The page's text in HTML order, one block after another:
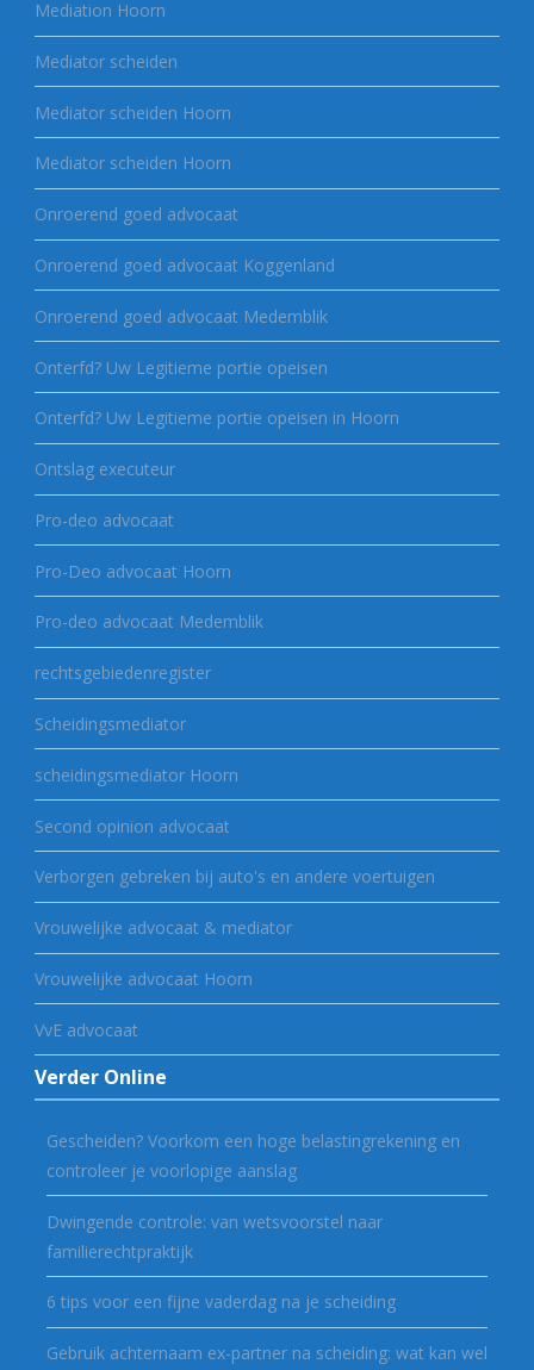
Mediation Hoorn
Mediator scheiden
Mediator scheiden Hoorn
Mediator scheiden Hoorn
Onroerend goed advocaat
Onroerend goed advocaat Koggenland
Onroerend goed advocaat Medemblik
Onterfd? Uw Legitieme portie opeisen
Onterfd? Uw Legitieme portie opeisen in Hoorn
Ontslag executeur
Pro-deo advocaat
Pro-Deo advocaat Hoorn
Pro-deo advocaat Medemblik
rechtsgebiedenregister
Scheidingsmediator
scheidingsmediator Hoorn
Second opinion advocaat
Verborgen gebreken bij auto's en andere voertuigen
Vrouwelijke advocaat & mediator
Vrouwelijke advocaat Hoorn
VvE advocaat
Verder Online
Gescheiden? Voorkom een hoge belastingrekening en
controleer je voorlopige aanslag
Dwingende controle: van wetsvoorstel naar
familierechtpraktijk
6 tips voor een fijne vaderdag na je scheiding
Gebruik achternaam ex-partner na scheiding: wat kan wel